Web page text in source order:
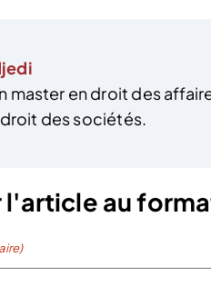
master en droit des
des sociétés.
au